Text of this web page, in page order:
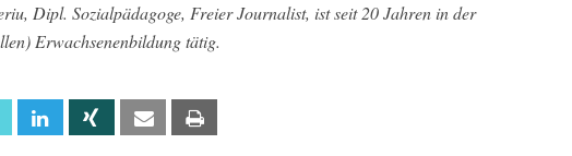
Dipl. Sozialpädagoge, Freier Journalist, ist seit 20 Jahren in der
Erwachsenenbildung tätig.
Twitter Linkedin Xing Email